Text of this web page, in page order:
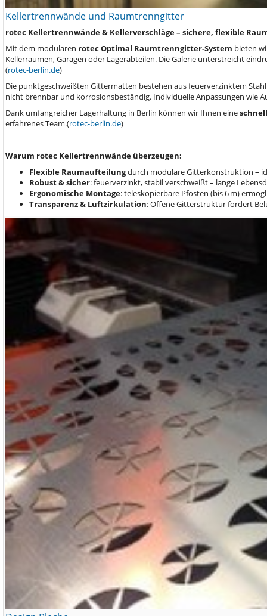
Kellertrennwände und Raumtrenngitter
rotec Kellertrennwände & Kellerverschläge – sichere, flexible
Mit dem modularen rotec Optimal Raumtrenngitter-System bieten
Kellerräumen, Garagen oder Lagerabteilen. Die Galerie unterstreicht
(rotec-berlin.de)
Die punktgeschweißten Gittermatten bestehen aus feuerverzinktem
nicht brennbar und korrosionsbeständig. Individuelle Anpassungen wie
Dank umfangreicher Lagerhaltung in Berlin können wir Ihnen eine
erfahrenes Team.(rotec-berlin.de)
Warum rotec Kellertrennwände überzeugen:
Flexible Raumaufteilungdurch modulare Gitterkonstruktion –
Robust & sicher: feuerverzinkt, stabil verschweißt – lange
Ergonomische Montage: teleskopierbare Pfosten (bis 6 m)
Transparenz & Luftzirkulation: Offene Gitterstruktur fördert